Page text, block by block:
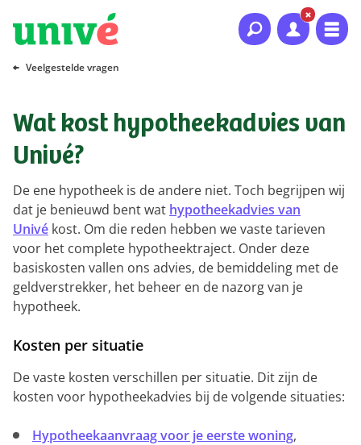
Naar hoofdinhoud
Naar hoofdnavigatie
Naar footer
Veelgestelde vragen
Wat kost hypotheekadvies van
Univé?
De ene hypotheek is de andere niet. Toch begrijpen wij
dat je benieuwd bent wat hypotheekadvies van
Univé kost. Om die reden hebben we vaste tarieven
voor het complete hypotheektraject. Onder deze
basiskosten vallen ons advies, de bemiddeling met de
geldverstrekker, het beheer en de nazorg van je
hypotheek.
Kosten per situatie
De vaste kosten verschillen per situatie. Dit zijn de
kosten voor hypotheekadvies bij de volgende situaties:
Hypotheekaanvraag voor je eerste woning,